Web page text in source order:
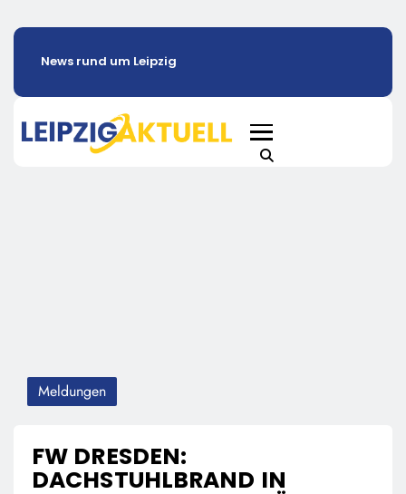
News rund um Leipzig
Meldungen
FW DRESDEN:
DACHSTUHLBRAND IN